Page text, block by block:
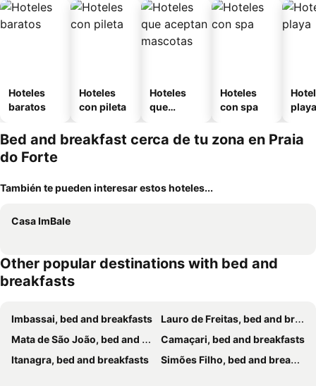
Hoteles
baratos
Hoteles
con pileta
Hoteles
que
mascotas
Hoteles
con spa
playa
Bed and breakfast cerca de tu zona en Praia
do Forte
También te pueden interesar estos hoteles...
Casa ImBale
Other popular destinations with bed and
breakfasts
Imbassai, bed and breakfasts
Lauro de Freitas, bed and breakfasts
Mata de São João, bed and breakfasts
Camaçari, bed and breakfasts
Itanagra, bed and breakfasts
Simões Filho, bed and breakfasts